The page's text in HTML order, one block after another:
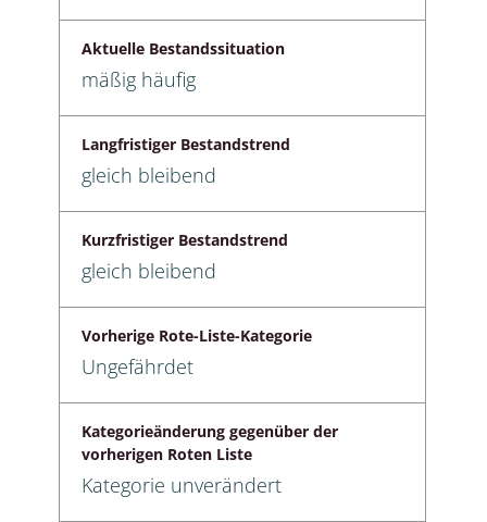
Aktuelle Bestandssituation
mäßig häufig
Langfristiger Bestandstrend
gleich bleibend
Kurzfristiger Bestandstrend
gleich bleibend
Vorherige Rote-Liste-Kategorie
Ungefährdet
Kategorieänderung gegenüber der
vorherigen Roten Liste
Kategorie unverändert